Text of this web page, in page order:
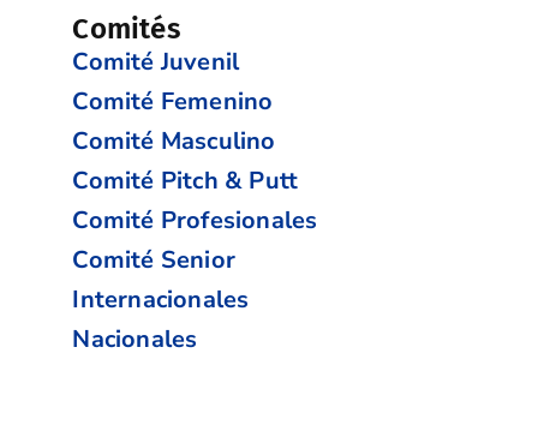
Comités
Comité Juvenil
Comité Femenino
Comité Masculino
Comité Pitch & Putt
Comité Profesionales
Comité Senior
Internacionales
Nacionales